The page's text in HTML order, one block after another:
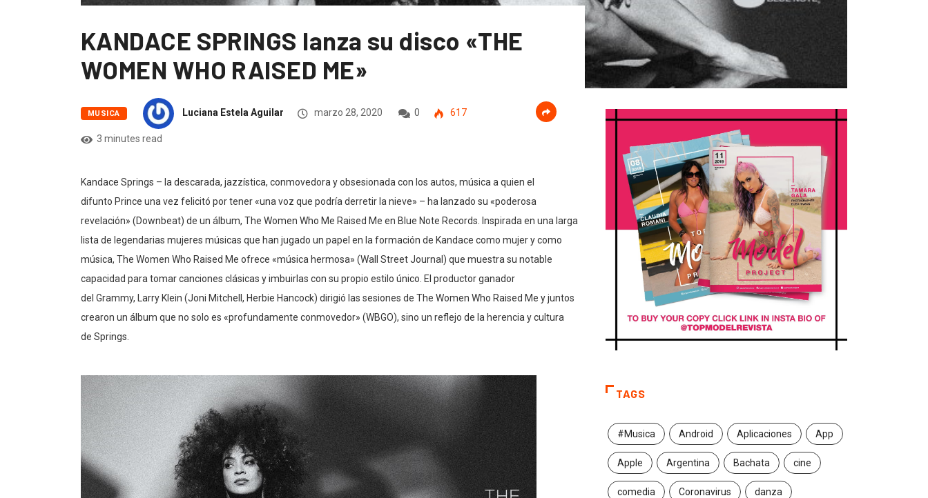
KANDACE SPRINGS lanza su disco «THE
WOMEN WHO RAISED ME»
MUSICA Luciana Estela Aguilar marzo 28, 2020 0 617
3 minutes read
Kandace Springs – la descarada, jazzística, conmovedora y obsesionada con los autos, música a quien el
difunto Prince una vez felicitó por tener «una voz que podría derretir la nieve» – ​​ha lanzado su «poderosa
revelación» (Downbeat) de un álbum, The Women Who Me Raised Me en Blue Note Records. Inspirada en una larga
lista de legendarias mujeres músicas que han jugado un papel en la formación de Kandace como mujer y como
música, The Women Who Raised Me ofrece «música hermosa» (Wall Street Journal) que muestra su notable
capacidad para tomar canciones clásicas y imbuirlas con su propio estilo único. El productor ganador
del Grammy, Larry Klein (Joni Mitchell, Herbie Hancock) dirigió las sesiones de The Women Who Raised Me y juntos
crearon un álbum que no solo es «profundamente conmovedor» (WBGO), sino un reflejo de la herencia y cultura
de Springs.
TAGS
#Musica Android Aplicaciones App
Apple Argentina Bachata cine
comedia Coronavirus danza